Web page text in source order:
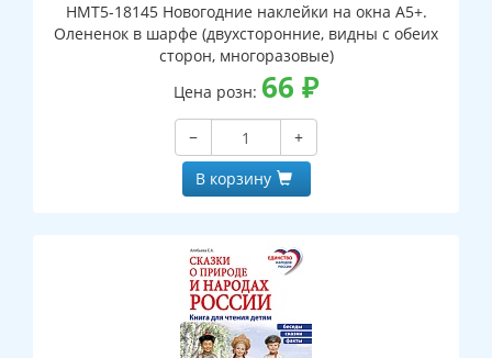
НМТ5-18145 Новогодние наклейки на окна А5+.
Олененок в шарфе (двухсторонние, видны с обеих
сторон, многоразовые)
Цена розн: 66 ₽
−
+
В корзину